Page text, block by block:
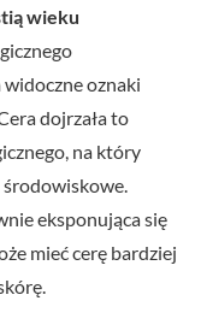
wieku
widoczne oznaki
dojrzała to
na który
eksponująca się
mieć cerę bardziej